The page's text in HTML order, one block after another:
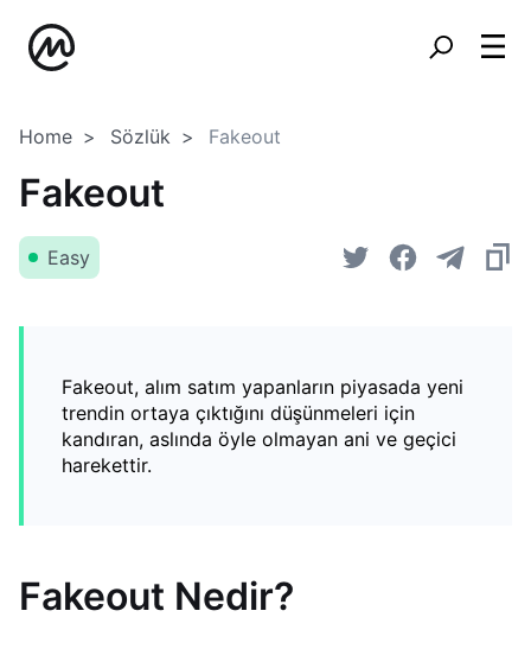
Home Sözlük Fakeout
Fakeout
Easy
Fakeout, alım satım yapanların piyasada yeni
trendin ortaya çıktığını düşünmeleri için
kandıran, aslında öyle olmayan ani ve geçici
harekettir.
Fakeout Nedir?